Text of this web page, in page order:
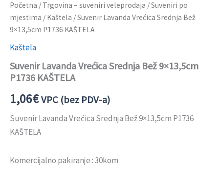
Početna / Trgovina – suveniri veleprodaja /Suveniri po
mjestima / Kaštela / Suvenir Lavanda Vrećica Srednja Bež
9×13,5cm P1736 KAŠTELA
Kaštela
Suvenir Lavanda Vrećica Srednja Bež 9×13,5cm
P1736 KAŠTELA
1,06€VPC (bez PDV-a)
Suvenir Lavanda Vrećica Srednja Bež 9×13,5cm P1736
KAŠTELA
Komercijalno pakiranje : 30kom